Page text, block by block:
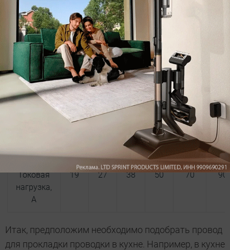
приобрести один раз провод хорошего качества и
не боятся возникновения пожара.
Как выбрать сечение провода?
Существует таблица соответствий сечения
провода и нагрузки (приведена ниже). В ней
указано, какая максимальная нагрузка какому
сечению медного проводника соответствует.
жил, мм
4.0 6.0 10.0
Токовая
нагрузка,
А
19 27 38 50 70 90
Итак, предположим необходимо подобрать провод
для прокладки проводки в кухне. Например, в кухне